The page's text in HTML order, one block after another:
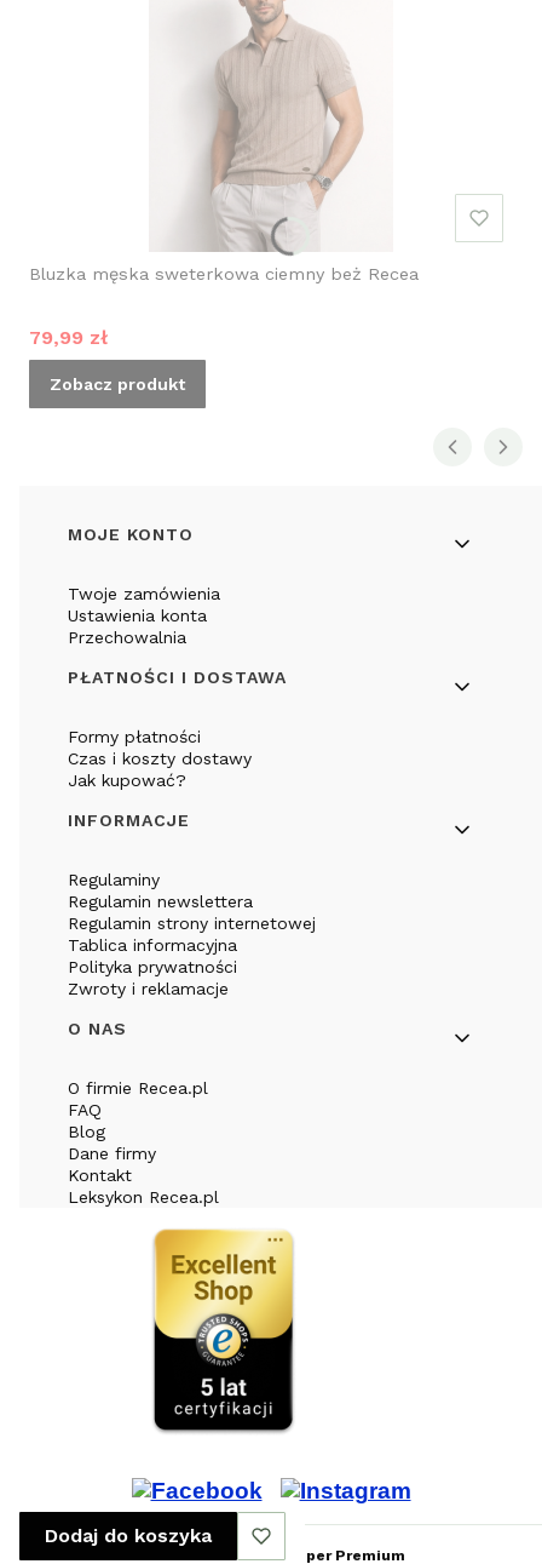
Bluzka męska sweterkowa ciemny beż Recea
Cena promocyjna
79,99 zł
Zobacz produkt
Linki w stopce
MOJE KONTO
Twoje zamówienia
Ustawienia konta
Przechowalnia
PŁATNOŚCI I DOSTAWA
Formy płatności
Czas i koszty dostawy
Jak kupować?
INFORMACJE
Regulaminy
Regulamin newslettera
Regulamin strony internetowej
Tablica informacyjna
Polityka prywatności
Zwroty i reklamacje
O NAS
O firmie Recea.pl
FAQ
Blog
Dane firmy
Kontakt
Leksykon Recea.pl
Shoper Premium
Dodaj do koszyka